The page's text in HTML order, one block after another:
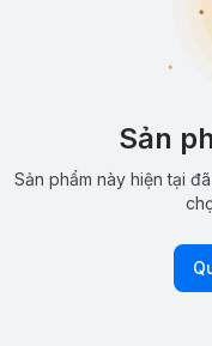
Sản
Sản phẩm này hiện tại